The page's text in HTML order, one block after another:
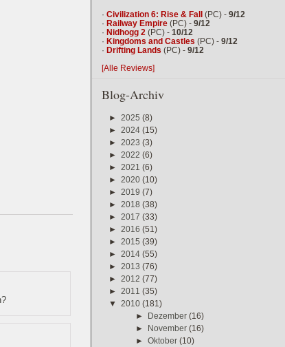
· Civilization 6: Rise & Fall (PC) - 9/12
· Railway Empire (PC) - 9/12
· Nidhogg 2 (PC) - 10/12
· Kingdoms and Castles (PC) - 9/12
· Drifting Lands (PC) - 9/12
[Alle Reviews]
Blog-Archiv
► 2025 (8)
► 2024 (15)
► 2023 (3)
► 2022 (6)
► 2021 (6)
► 2020 (10)
► 2019 (7)
► 2018 (38)
► 2017 (33)
► 2016 (51)
► 2015 (39)
► 2014 (55)
► 2013 (76)
► 2012 (77)
► 2011 (35)
▼ 2010 (181)
► Dezember(16)
► November(16)
►Oktober(10)